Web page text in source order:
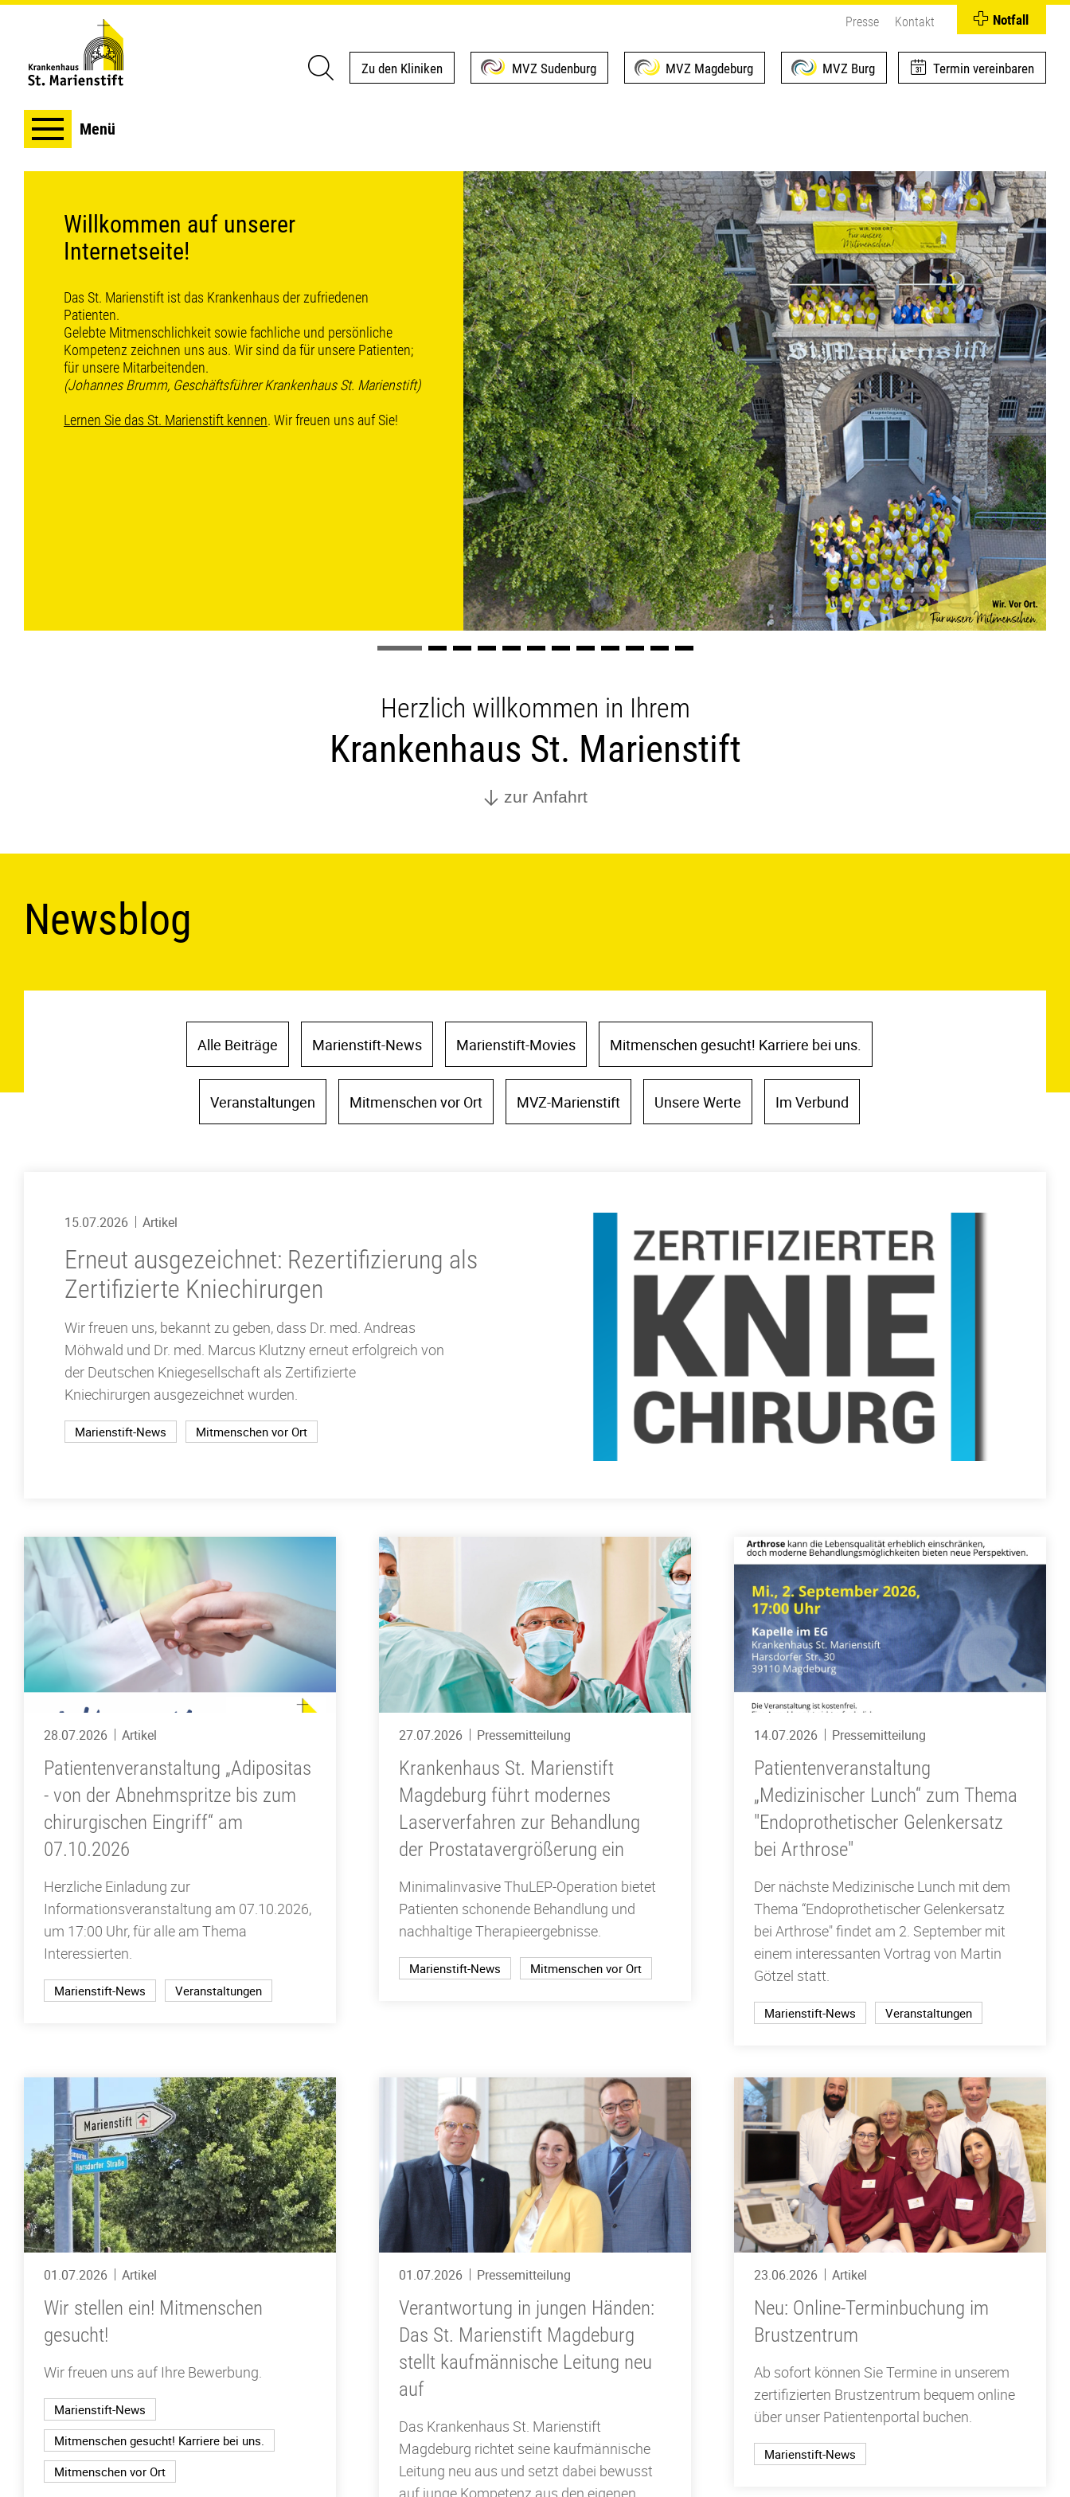
Presse Kontakt
Zu den Kliniken MVZ Sudenburg MVZ Magdeburg MVZ Burg Termin vereinbaren
Notfall
Menü
Willkommen auf unserer
Internetseite!
Das St. Marienstift ist das Krankenhaus der zufriedenen
Patienten.
Gelebte Mitmenschlichkeit sowie fachliche und persönliche
Kompetenz zeichnen uns aus. Wir sind da für unsere Patienten;
für unsere Mitarbeitenden.
(Johannes Brumm, Geschäftsführer Krankenhaus St. Marienstift)
Lernen Sie das St. Marienstift kennen. Wir freuen uns auf Sie!
Herzlich willkommen in Ihrem
Krankenhaus St. Marienstift
zur Anfahrt
Newsblog
Alle Beiträge Marienstift-News Marienstift-Movies Mitmenschen gesucht! Karriere bei uns.
Veranstaltungen Mitmenschen vor Ort MVZ-Marienstift Unsere Werte Im Verbund
15.07.2026 Artikel
Erneut ausgezeichnet: Rezertifizierung als
Zertifizierte Kniechirurgen
Wir freuen uns, bekannt zu geben, dass Dr. med. Andreas
Möhwald und Dr. med. Marcus Klutzny erneut erfolgreich von
der Deutschen Kniegesellschaft als Zertifizierte
Kniechirurgen ausgezeichnet wurden.
Marienstift-News Mitmenschen vor Ort
28.07.2026 Artikel
Patientenveranstaltung „Adipositas
- von der Abnehmspritze bis zum
chirurgischen Eingriff“ am
07.10.2026
Herzliche Einladung zur
Informationsveranstaltung am 07.10.2026,
um 17:00 Uhr, für alle am Thema
Interessierten.
Marienstift-News Veranstaltungen
27.07.2026 Pressemitteilung
Krankenhaus St. Marienstift
Magdeburg führt modernes
Laserverfahren zur Behandlung
der Prostatavergrößerung ein
Minimalinvasive ThuLEP-Operation bietet
Patienten schonende Behandlung und
nachhaltige Therapieergebnisse.
Marienstift-News Mitmenschen vor Ort
14.07.2026 Pressemitteilung
Patientenveranstaltung
„Medizinischer Lunch“ zum Thema
"Endoprothetischer Gelenkersatz
bei Arthrose"
Der nächste Medizinische Lunch mit dem
Thema “Endoprothetischer Gelenkersatz
bei Arthrose" findet am 2. September mit
einem interessanten Vortrag von Martin
Götzel statt.
Marienstift-News Veranstaltungen
01.07.2026 Artikel
Wir stellen ein! Mitmenschen
gesucht!
Wir freuen uns auf Ihre Bewerbung.
Marienstift-News
Mitmenschen gesucht! Karriere bei uns.
Mitmenschen vor Ort
01.07.2026 Pressemitteilung
Verantwortung in jungen Händen:
Das St. Marienstift Magdeburg
stellt kaufmännische Leitung neu
auf
Das Krankenhaus St. Marienstift
Magdeburg richtet seine kaufmännische
Leitung neu aus und setzt dabei bewusst
auf junge Kompetenz aus den eigenen
23.06.2026 Artikel
Neu: Online-Terminbuchung im
Brustzentrum
Ab sofort können Sie Termine in unserem
zertifizierten Brustzentrum bequem online
über unser Patientenportal buchen.
Marienstift-News